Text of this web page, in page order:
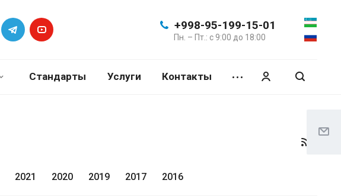
+998-95-199-15-01
Пн. – Пт.: с 9:00 до 18:00
Стандарты Услуги Контакты
2021 2020 2019 2017 2016